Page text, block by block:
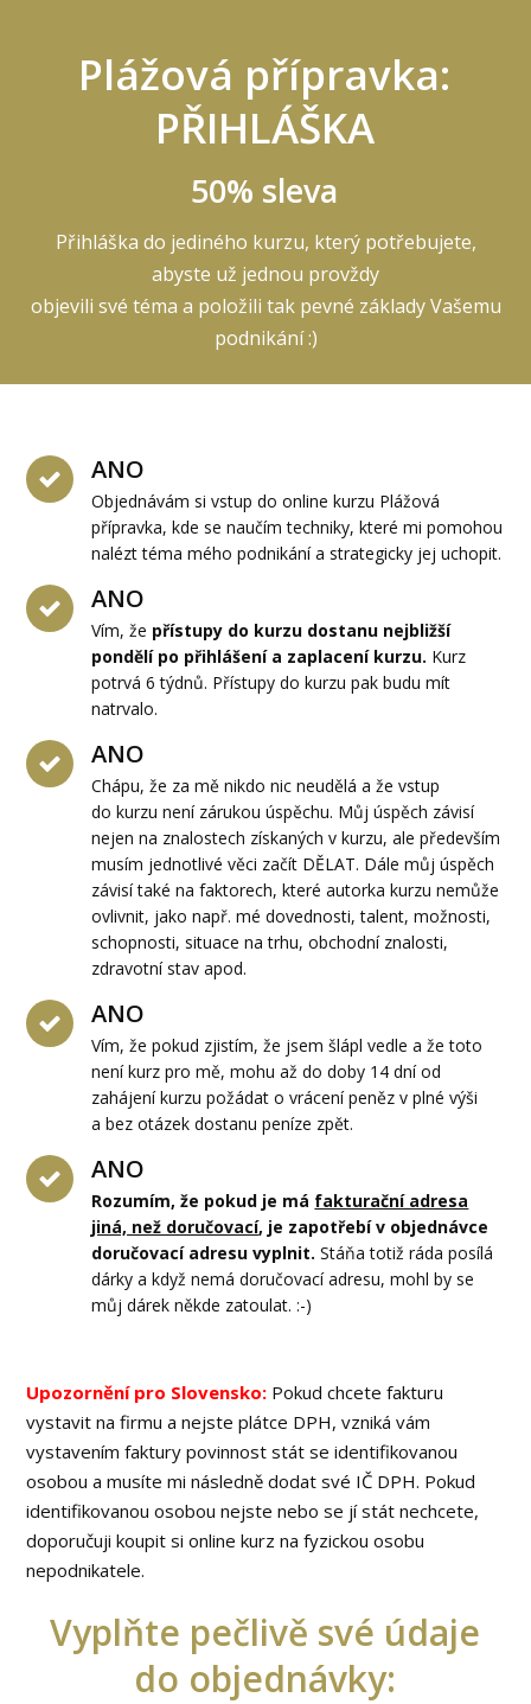
Plážová přípravka:
PŘIHLÁŠKA
50% sleva
Přihláška do jediného kurzu, který potřebujete,
abyste už jednou provždy
objevili své téma a položili tak pevné základy Vašemu
podnikání :)
ANO
Objednávám si vstup do online kurzu Plážová
přípravka, kde se naučím techniky, které mi pomohou
nalézt téma mého podnikání a strategicky jej uchopit.
ANO
Vím, že přístupy do kurzu dostanu nejbližší
pondělí po přihlášení a zaplacení kurzu. Kurz
potrvá 6 týdnů. Přístupy do kurzu pak budu mít
natrvalo.
ANO
Chápu, že za mě nikdo nic neudělá a že vstup
do kurzu není zárukou úspěchu. Můj úspěch závisí
nejen na znalostech získaných v kurzu, ale především
musím jednotlivé věci začít DĚLAT. Dále můj úspěch
závisí také na faktorech, které autorka kurzu nemůže
ovlivnit, jako např. mé dovednosti, talent, možnosti,
schopnosti, situace na trhu, obchodní znalosti,
zdravotní stav apod.
ANO
Vím, že pokud zjistím, že jsem šlápl vedle a že toto
není kurz pro mě, mohu až do doby 14 dní od
zahájení kurzu požádat o vrácení peněz v plné výši
a bez otázek dostanu peníze zpět.
ANO
Rozumím, že pokud je má fakturační adresa
jiná, než doručovací, je zapotřebí v objednávce
doručovací adresu vyplnit.Stáňa totiž ráda posílá
dárky a když nemá doručovací adresu, mohl by se
můj dárek někde zatoulat. :-)
Upozornění pro Slovensko: Pokud chcete fakturu
vystavit na firmu a nejste plátce DPH, vzniká vám
vystavením faktury povinnost stát se identifikovanou
osobou a musíte mi následně dodat své IČ DPH. Pokud
identifikovanou osobou nejste nebo se jí stát nechcete,
doporučuji koupit si online kurz na fyzickou osobu
nepodnikatele.
Vyplňte pečlivě své údaje
do objednávky: